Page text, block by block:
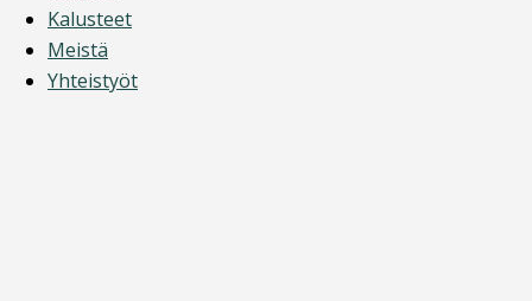
Kalusteet
Meistä
Yhteistyöt